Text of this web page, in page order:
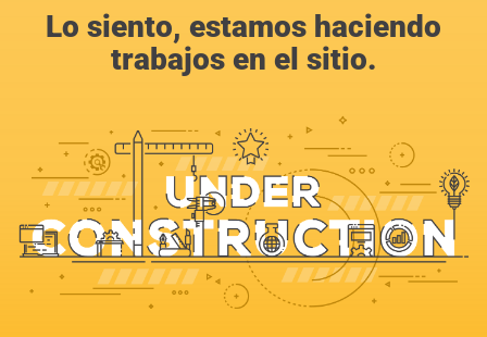
Lo siento, estamos haciendo
trabajos en el sitio.